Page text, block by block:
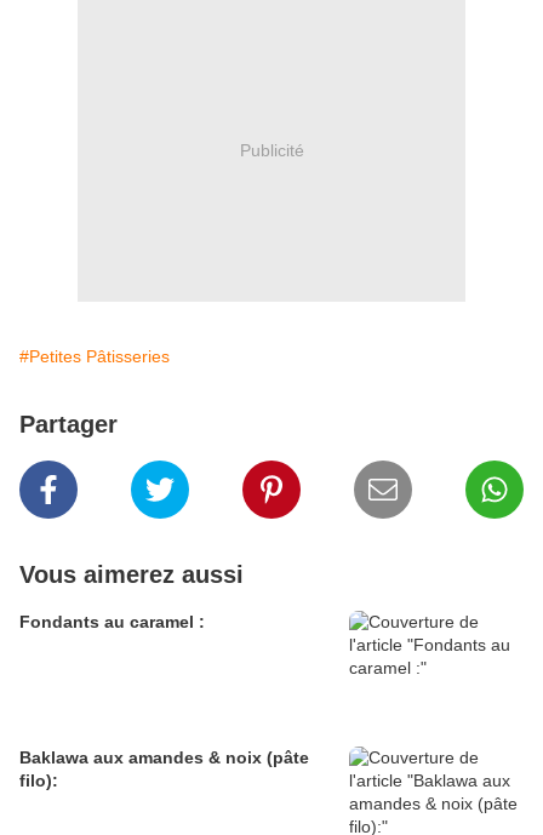
Publicité
#Petites Pâtisseries
Partager
Vous aimerez aussi
Fondants au caramel :
Baklawa aux amandes & noix (pâte
filo):